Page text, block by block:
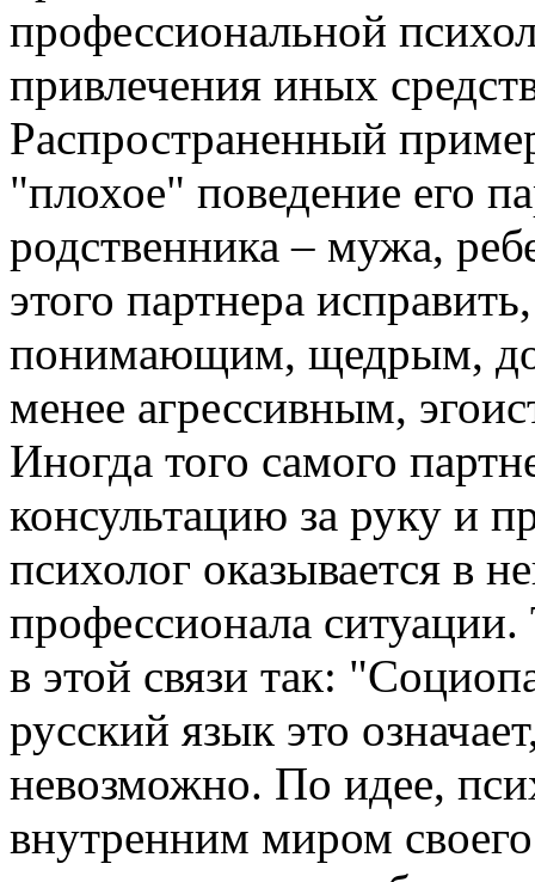
профессиональной
привлечения иных
Распространенный
"плохое" поведение его
родственника – мужа,
этого партнера
понимающим, щедрым,
менее агрессивным,
Иногда того самого
консультацию за руку и
психолог оказывается в
профессионала
в этой связи так:
русский язык это
невозможно. По идее,
внутренним миром